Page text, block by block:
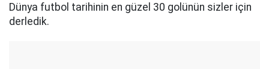
Dünya futbol tarihinin en güzel 30 golünün sizler için
derledik.